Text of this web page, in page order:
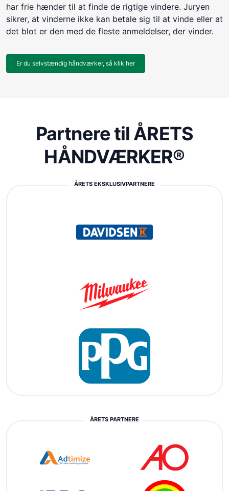
har frie hænder til at finde de rigtige vindere. Juryen
sikrer, at vinderne ikke kan betale sig til at vinde eller at
det blot er den med de fleste anmeldelser, der vinder.
Er du selvstændig håndværker, så klik her
Partnere til ÅRETS
HÅNDVÆRKER®
ÅRETS EKSKLUSIVPARTNERE
ÅRETS PARTNERE